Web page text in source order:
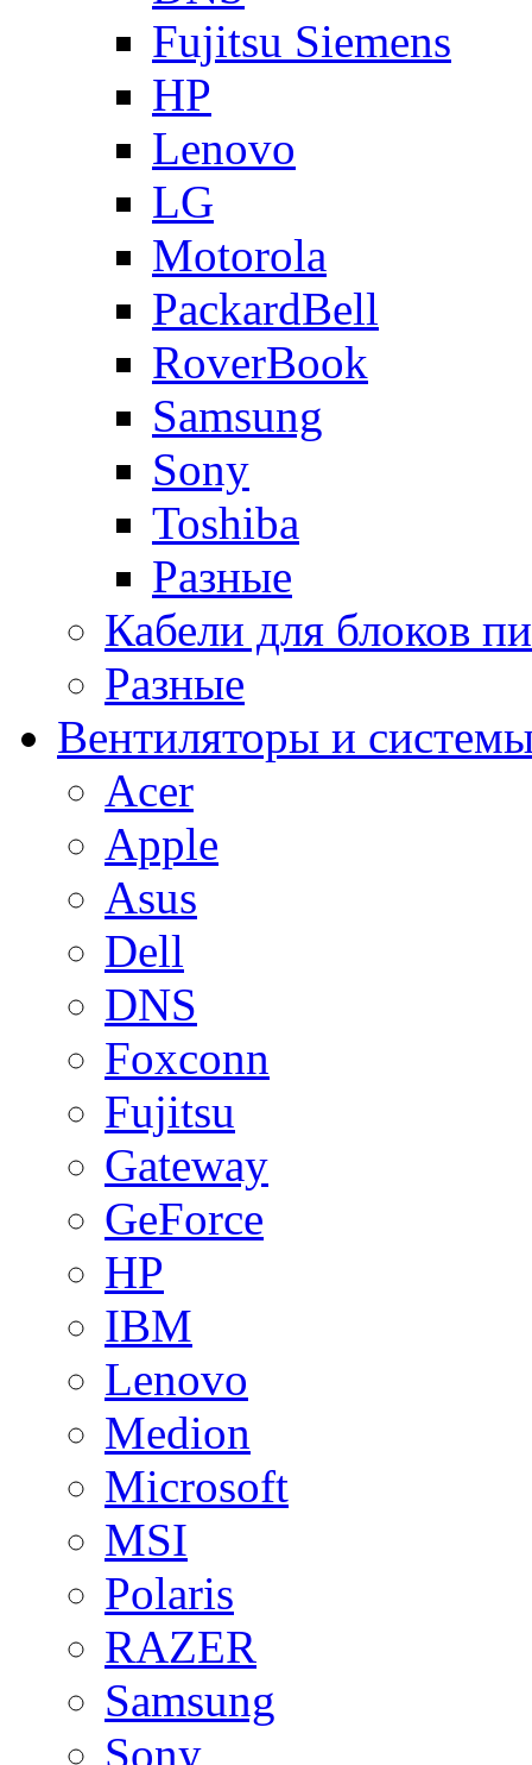
Fujitsu Siemens
HP
Lenovo
LG
Motorola
PackardBell
RoverBook
Samsung
Sony
Toshiba
Разные
Кабели для блоков
Разные
Вентиляторы и
Acer
Apple
Asus
Dell
DNS
Foxconn
Fujitsu
Gateway
GeForce
HP
IBM
Lenovo
Medion
Microsoft
MSI
Polaris
RAZER
Samsung
Sony